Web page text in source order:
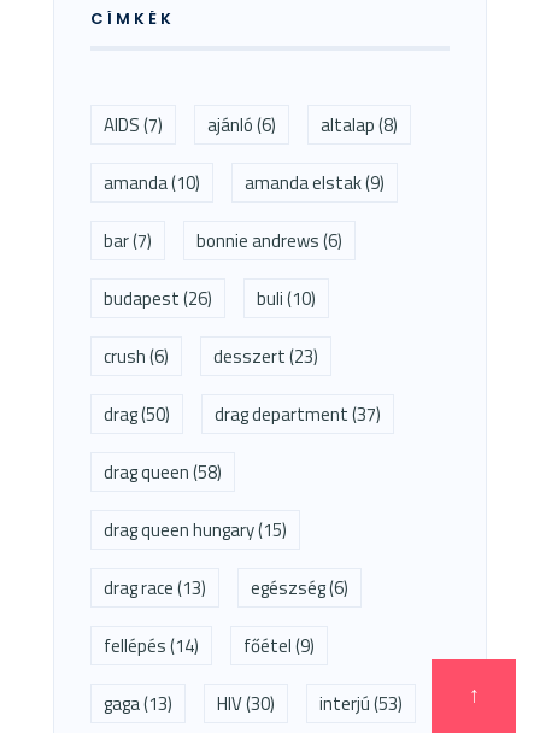
CÍMKÉK
AIDS(7) ajánló(6) altalap(8)
amanda(10) amanda elstak(9)
bar(7) bonnie andrews(6)
budapest(26) buli(10)
crush(6) desszert(23)
drag(50) drag department(37)
drag queen(58)
drag queen hungary(15)
drag race(13) egészség(6)
fellépés(14) főétel(9)
gaga(13) HIV(30) interjú(53) ↑